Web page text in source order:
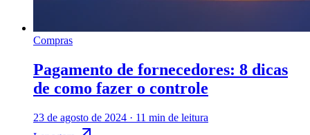
Compras
Pagamento de fornecedores: 8 dicas
de como fazer o controle
23 de agosto de 2024 · 11 min de leitura